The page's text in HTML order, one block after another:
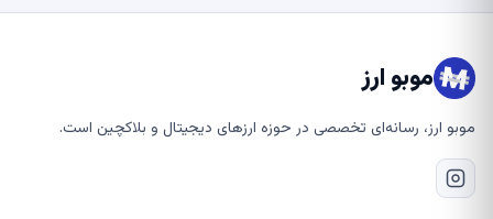
موبو ارز
موبو ارز، رسانه‌ای تخصصی در حوزه ارزهای دیجیتال و بلاکچین است.